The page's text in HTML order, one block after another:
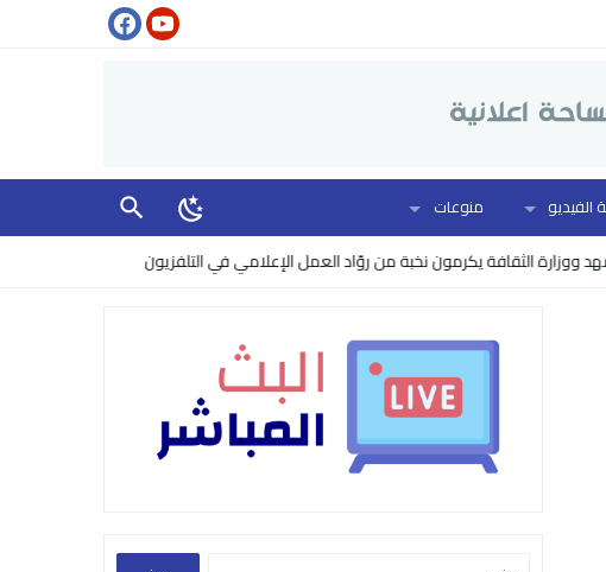
الفيديو منوعات
الثقافة يكرمون نخبة من روّاد العمل الإعلامي في التلفزيون